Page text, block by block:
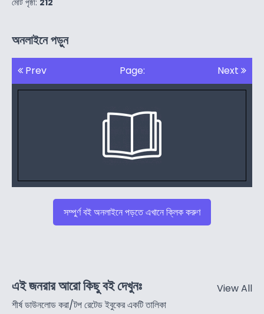
অনলাইনে পড়ুন
Prev Page: Next
সম্পুর্ণ বই অনলাইনে পড়তে এখানে ক্লিক করুণ
এই জনরার আরো কিছু বই দেখুনঃ
শীর্ষ ডাউনলোড করা/টপ রেটেড ইবুকের একটি তালিকা
View All